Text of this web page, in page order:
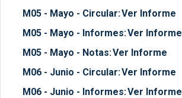
M05 - Mayo - Circular:Ver Informe
M05 - Mayo - Informes:Ver Informe
M05 - Mayo - Notas:Ver Informe
M06 - Junio - Circular:Ver Informe
M06 - Junio - Informes:Ver Informe